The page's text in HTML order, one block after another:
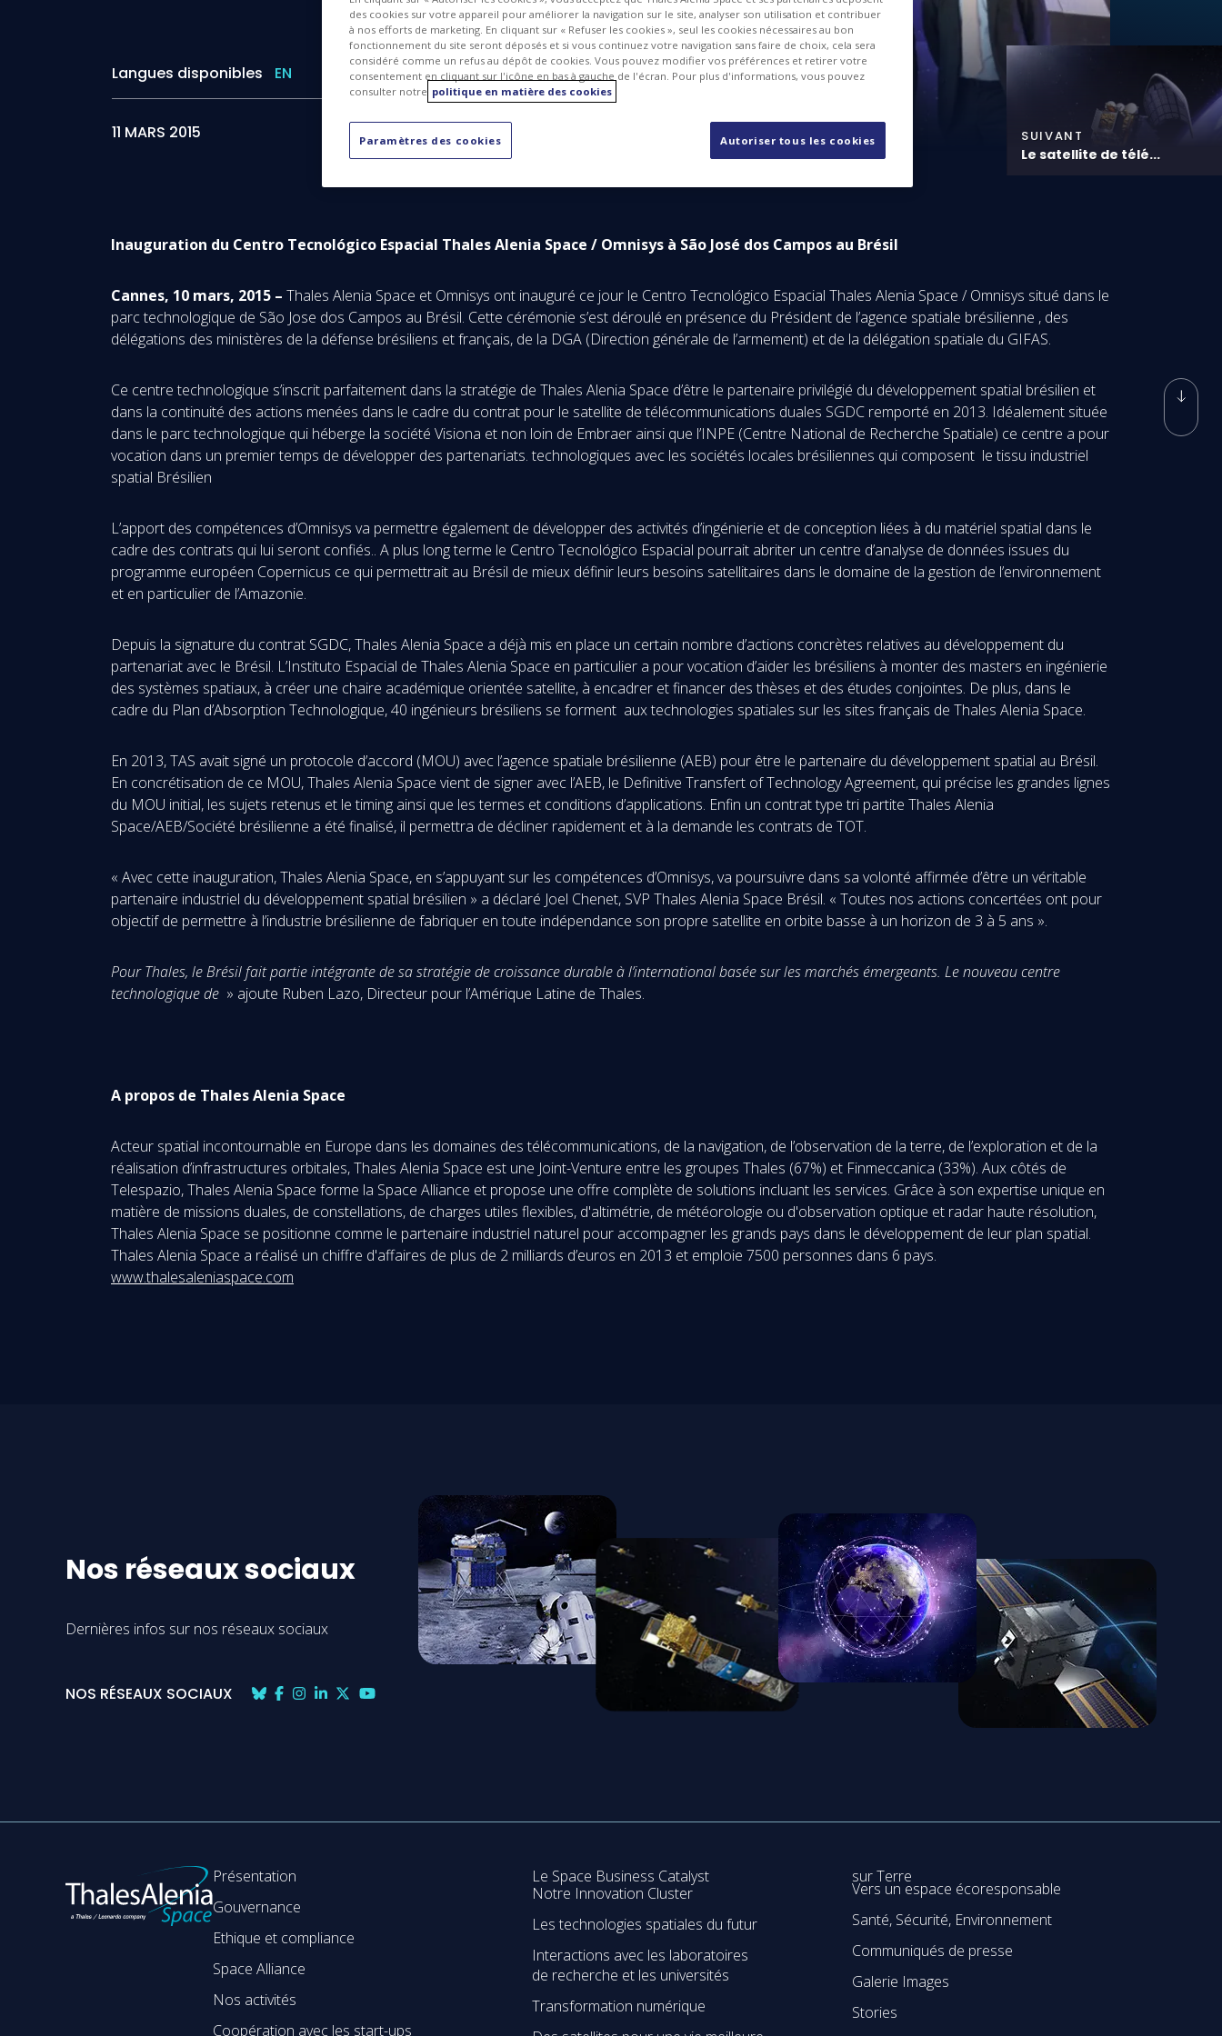
Langues disponibles EN
11 MARS 2015 SUIVANT
Le satellite de télé...
Inauguration du Centro Tecnológico Espacial Thales Alenia Space / Omnisys à São José dos Campos au Brésil
Cannes, 10 mars, 2015 – Thales Alenia Space et Omnisys ont inauguré ce jour le Centro Tecnológico Espacial Thales Alenia Space / Omnisys situé dans le
parc technologique de São Jose dos Campos au Brésil. Cette cérémonie s’est déroulé en présence du Président de l’agence spatiale brésilienne , des
délégations des ministères de la défense brésiliens et français, de la DGA (Direction générale de l’armement) et de la délégation spatiale du GIFAS.
Ce centre technologique s’inscrit parfaitement dans la stratégie de Thales Alenia Space d’être le partenaire privilégié du développement spatial brésilien et
dans la continuité des actions menées dans le cadre du contrat pour le satellite de télécommunications duales SGDC remporté en 2013. Idéalement située
dans le parc technologique qui héberge la société Visiona et non loin de Embraer ainsi que l’INPE (Centre National de Recherche Spatiale) ce centre a pour
vocation dans un premier temps de développer des partenariats. technologiques avec les sociétés locales brésiliennes qui composent le tissu industriel
spatial Brésilien
L’apport des compétences d’Omnisys va permettre également de développer des activités d’ingénierie et de conception liées à du matériel spatial dans le
cadre des contrats qui lui seront confiés.. A plus long terme le Centro Tecnológico Espacial pourrait abriter un centre d’analyse de données issues du
programme européen Copernicus ce qui permettrait au Brésil de mieux définir leurs besoins satellitaires dans le domaine de la gestion de l’environnement
et en particulier de l’Amazonie.
Depuis la signature du contrat SGDC, Thales Alenia Space a déjà mis en place un certain nombre d’actions concrètes relatives au développement du
partenariat avec le Brésil. L’Instituto Espacial de Thales Alenia Space en particulier a pour vocation d’aider les brésiliens à monter des masters en ingénierie
des systèmes spatiaux, à créer une chaire académique orientée satellite, à encadrer et financer des thèses et des études conjointes. De plus, dans le
cadre du Plan d’Absorption Technologique, 40 ingénieurs brésiliens se forment aux technologies spatiales sur les sites français de Thales Alenia Space.
En 2013, TAS avait signé un protocole d’accord (MOU) avec l’agence spatiale brésilienne (AEB) pour être le partenaire du développement spatial au Brésil.
En concrétisation de ce MOU, Thales Alenia Space vient de signer avec l’AEB, le Definitive Transfert of Technology Agreement, qui précise les grandes lignes
du MOU initial, les sujets retenus et le timing ainsi que les termes et conditions d’applications. Enfin un contrat type tri partite Thales Alenia
Space/AEB/Société brésilienne a été finalisé, il permettra de décliner rapidement et à la demande les contrats de TOT.
« Avec cette inauguration, Thales Alenia Space, en s’appuyant sur les compétences d’Omnisys, va poursuivre dans sa volonté affirmée d’être un véritable
partenaire industriel du développement spatial brésilien » a déclaré Joel Chenet, SVP Thales Alenia Space Brésil. « Toutes nos actions concertées ont pour
objectif de permettre à l’industrie brésilienne de fabriquer en toute indépendance son propre satellite en orbite basse à un horizon de 3 à 5 ans ».
Pour Thales, le Brésil fait partie intégrante de sa stratégie de croissance durable à l’international basée sur les marchés émergeants. Le nouveau centre
technologique de » ajoute Ruben Lazo, Directeur pour l’Amérique Latine de Thales.
A propos de Thales Alenia Space
Acteur spatial incontournable en Europe dans les domaines des télécommunications, de la navigation, de l’observation de la terre, de l’exploration et de la
réalisation d’infrastructures orbitales, Thales Alenia Space est une Joint-Venture entre les groupes Thales (67%) et Finmeccanica (33%). Aux côtés de
Telespazio, Thales Alenia Space forme la Space Alliance et propose une offre complète de solutions incluant les services. Grâce à son expertise unique en
matière de missions duales, de constellations, de charges utiles flexibles, d'altimétrie, de météorologie ou d'observation optique et radar haute résolution,
Thales Alenia Space se positionne comme le partenaire industriel naturel pour accompagner les grands pays dans le développement de leur plan spatial.
Thales Alenia Space a réalisé un chiffre d'affaires de plus de 2 milliards d’euros en 2013 et emploie 7500 personnes dans 6 pays.
www.thalesaleniaspace.com
Nos réseaux sociaux
Dernières infos sur nos réseaux sociaux
NOS RÉSEAUX SOCIAUX
Présentation
Gouvernance
Ethique et compliance
Space Alliance
Nos activités
Coopération avec les start-ups
Le Space Business Catalyst
Notre Innovation Cluster
Les technologies spatiales du futur
Interactions avec les laboratoires
de recherche et les universités
Transformation numérique
sur Terre
Vers un espace écoresponsable
Santé, Sécurité, Environnement
Communiqués de presse
Galerie Images
Stories
des cookies sur votre appareil pour améliorer la navigation sur le site, analyser son utilisation et contribuer
à nos efforts de marketing. En cliquant sur « Refuser les cookies », seul les cookies nécessaires au bon
fonctionnement du site seront déposés et si vous continuez votre navigation sans faire de choix, cela sera
considéré comme un refus au dépôt de cookies. Vous pouvez modifier vos préférences et retirer votre
consentement en cliquant sur l'icône en bas à gauche de l'écran. Pour plus d'informations, vous pouvez
consulter notre politique en matière des cookies
Paramètres des cookies Autoriser tous les cookies